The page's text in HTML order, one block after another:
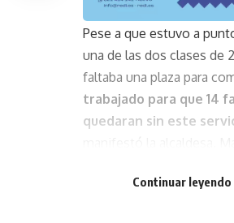
Pese a que estuvo a
una de las dos clases de
faltaba una plaza para
trabajado para que 14
quedaran sin este
aula. «Hemos hecho
Continuar leyendo